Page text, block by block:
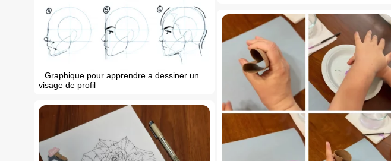
Graphique pour apprendre a dessiner un
visage de profil